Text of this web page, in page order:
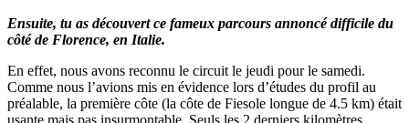
Ensuite, tu as découvert ce fameux parcours annoncé difficile du
côté de Florence, en Italie.
En effet, nous avons reconnu le circuit le jeudi pour le samedi.
Comme nous l’avions mis en évidence lors d’études du profil au
préalable, la première côte (la côte de Fiesole longue de 4.5 km) était